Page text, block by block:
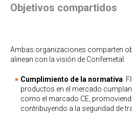
Objetivos compartidos
Ambas organizaciones comparten
alinean con la visión de Confemetal:
Cumplimiento de la normativa:
productos en el mercado
como el marcado CE,
contribuyendo a la seguridad de